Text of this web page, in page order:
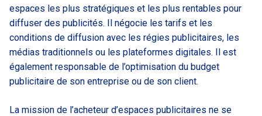
espaces les plus stratégiques et les plus rentables pour
diffuser des publicités. Il négocie les tarifs et les
conditions de diffusion avec les régies publicitaires, les
médias traditionnels ou les plateformes digitales. Il est
également responsable de l’optimisation du budget
publicitaire de son entreprise ou de son client.
La mission de l’acheteur d’espaces publicitaires ne se